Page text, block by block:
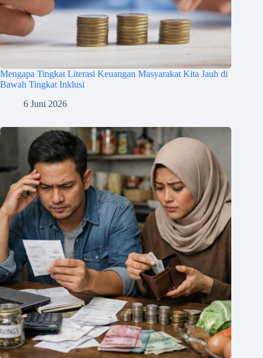
Mengapa Tingkat Literasi Keuangan Masyarakat Kita Jauh di
Bawah Tingkat Inklusi
6 Juni 2026